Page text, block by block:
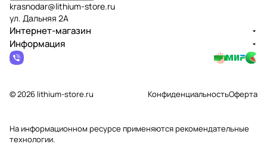
krasnodar@lithium-store.ru
ул. Дальняя 2А
Интернет-магазин
Информация
© 2026 lithium-store.ru КонфиденциальностьОферта
На информационном ресурсе применяютсярекомендательные
технологии.